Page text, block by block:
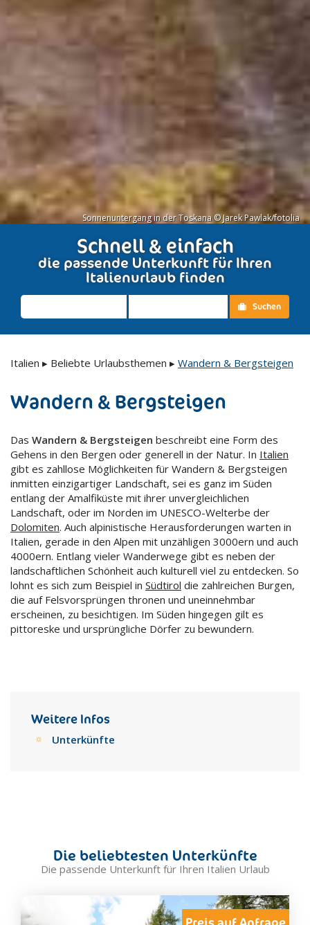
Sonnenuntergang in der Toskana © Jarek Pawlak/fotolia
Schnell & einfach
die passende Unterkunft für Ihren
Italienurlaub finden
Suchen
Italien ▸ Beliebte Urlaubsthemen ▸ Wandern & Bergsteigen
Wandern & Bergsteigen
Das Wandern & Bergsteigen beschreibt eine Form des
Gehens in den Bergen oder generell in der Natur. In Italien
gibt es zahllose Möglichkeiten für Wandern & Bergsteigen
inmitten einzigartiger Landschaft, sei es ganz im Süden
entlang der Amalfiküste mit ihrer unvergleichlichen
Landschaft, oder im Norden im UNESCO-Welterbe der
Dolomiten. Auch alpinistische Herausforderungen warten in
Italien, gerade in den Alpen mit unzähligen 3000ern und auch
4000ern. Entlang vieler Wanderwege gibt es neben der
landschaftlichen Schönheit auch kulturell viel zu entdecken. So
lohnt es sich zum Beispiel in Südtirol die zahlreichen Burgen,
die auf Felsvorsprüngen thronen und uneinnehmbar
erscheinen, zu besichtigen. Im Süden hingegen gilt es
pittoreske und ursprüngliche Dörfer zu bewundern.
Weitere Infos
Unterkünfte
Die beliebtesten Unterkünfte
Die passende Unterkunft für Ihren Italien Urlaub